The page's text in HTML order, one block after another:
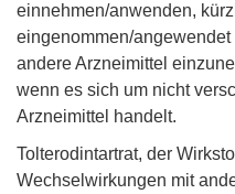
einnehmen/anwenden,
eingenommen/
andere Arzneimittel
wenn es sich um nicht
Arzneimittel handelt.
Tolterodintartrat, der
Wechselwirkungen mit